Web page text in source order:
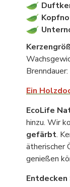
Ein
EcoLife
hinzu. Wir
gefärbt.
ätherischer
genießen